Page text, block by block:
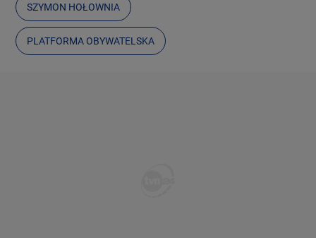
SZYMON HOŁOWNIA
PLATFORMA OBYWATELSKA